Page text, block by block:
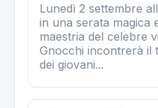
Lunedì 2 settembre
in una serata magica
maestria del celebre
Gnocchi incontrerà il
dei giovani...